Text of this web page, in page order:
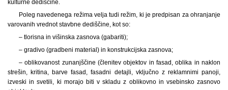
kulturne dediščine.
Poleg navedenega režima velja tudi režim, ki je predpisan za ohranjanje
varovanih vrednot stavbne dediščine, kot so:
– tlorisna in višinska zasnova (gabariti);
– gradivo (gradbeni material) in konstrukcijska zasnova;
– oblikovanost zunanjščine (členitev objektov in fasad, oblika in naklon
strešin, kritina, barve fasad, fasadni detajli, vključno z reklamnimi panoji,
izveski in svetili, ki morajo biti v skladu z oblikovno in vsebinsko zasnovo